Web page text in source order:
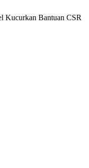
Kucurkan Bantuan CSR